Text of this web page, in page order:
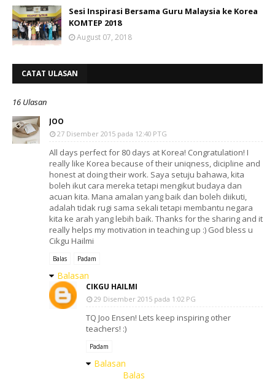
Sesi Inspirasi Bersama Guru Malaysia ke Korea
KOMTEP 2018
August 07, 2018
CATAT ULASAN
16 Ulasan
JOO
27 Disember 2015 pada 12:40 PTG
All days perfect for 80 days at Korea! Congratulation! I
really like Korea because of their uniqness, dicipline and
honest at doing their work. Saya setuju bahawa, kita
boleh ikut cara mereka tetapi mengikut budaya dan
acuan kita. Mana amalan yang baik dan boleh diikuti,
adalah tidak rugi sama sekali tetapi membantu negara
kita ke arah yang lebih baik. Thanks for the sharing and it
really helps my motivation in teaching up :) God bless u
Cikgu Hailmi
Balas Padam
Balasan
CIKGU HAILMI
29 Disember 2015 pada 1:02 PG
TQ Joo Ensen! Lets keep inspiring other
teachers! :)
Padam
Balasan
Balas